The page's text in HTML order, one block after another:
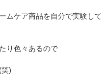
ムケア商品を自分で実験し
り色々あるので
)